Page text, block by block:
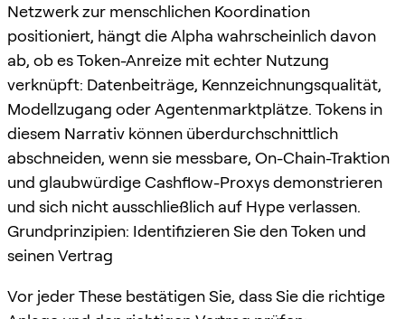
Netzwerk zur menschlichen Koordination
positioniert, hängt die Alpha wahrscheinlich davon
ab, ob es Token-Anreize mit echter Nutzung
verknüpft: Datenbeiträge, Kennzeichnungsqualität,
Modellzugang oder Agentenmarktplätze. Tokens in
diesem Narrativ können überdurchschnittlich
abschneiden, wenn sie messbare, On-Chain-Traktion
und glaubwürdige Cashflow-Proxys demonstrieren
und sich nicht ausschließlich auf Hype verlassen.
Grundprinzipien: Identifizieren Sie den Token und
seinen Vertrag
Vor jeder These bestätigen Sie, dass Sie die richtige